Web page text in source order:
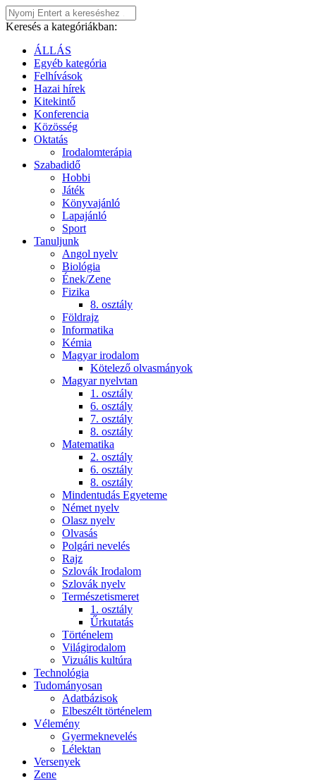
Keresés a kategóriákban:
ÁLLÁS
Egyéb kategória
Felhívások
Hazai hírek
Kitekintő
Konferencia
Közösség
Oktatás
Irodalomterápia
Szabadidő
Hobbi
Játék
Könyvajánló
Lapajánló
Sport
Tanuljunk
Angol nyelv
Biológia
Ének/Zene
Fizika
8. osztály
Földrajz
Informatika
Kémia
Magyar irodalom
Kötelező olvasmányok
Magyar nyelvtan
1. osztály
6. osztály
7. osztály
8. osztály
Matematika
2. osztály
6. osztály
8. osztály
Mindentudás Egyeteme
Német nyelv
Olasz nyelv
Olvasás
Polgári nevelés
Rajz
Szlovák Irodalom
Szlovák nyelv
Természetismeret
1. osztály
Űrkutatás
Történelem
Világirodalom
Vizuális kultúra
Technológia
Tudományosan
Adatbázisok
Elbeszélt történelem
Vélemény
Gyermeknevelés
Lélektan
Versenyek
Zene